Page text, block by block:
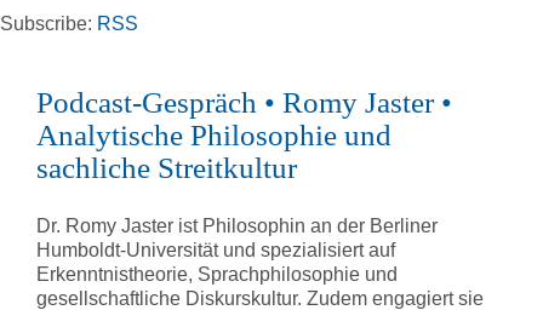
Rubriken
Kortizes Website
Subscribe: RSS
Podcast-Gespräch • Romy Jaster •
Analytische Philosophie und
sachliche Streitkultur
Dr. Romy Jaster ist Philosophin an der Berliner
Humboldt-Universität und spezialisiert auf
Erkenntnistheorie, Sprachphilosophie und
gesellschaftliche Diskurskultur. Zudem engagiert sie